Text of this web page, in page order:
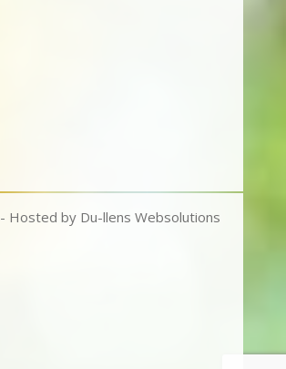
- Hosted by Du-llens Websolutions